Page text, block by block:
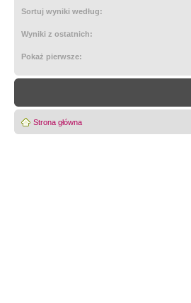
Sortuj wyniki według:
Wyniki z ostatnich:
Pokaż pierwsze:
Strona główna